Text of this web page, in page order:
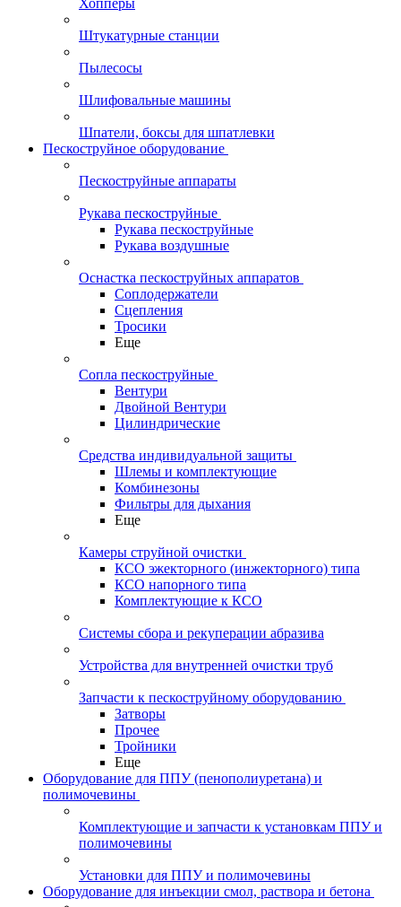
Хопперы
Штукатурные станции
Пылесосы
Шлифовальные машины
Шпатели, боксы для шпатлевки
Пескоструйное оборудование
Пескоструйные аппараты
Рукава пескоструйные
Рукава пескоструйные
Рукава воздушные
Оснастка пескоструйных аппаратов
Соплодержатели
Сцепления
Тросики
Еще
Сопла пескоструйные
Вентури
Двойной Вентури
Цилиндрические
Средства индивидуальной защиты
Шлемы и комплектующие
Комбинезоны
Фильтры для дыхания
Еще
Камеры струйной очистки
КСО эжекторного (инжекторного) типа
КСО напорного типа
Комплектующие к КСО
Системы сбора и рекуперации абразива
Устройства для внутренней очистки труб
Запчасти к пескоструйному оборудованию
Затворы
Прочее
Тройники
Еще
Оборудование для ППУ (пенополиуретана) и
полимочевины
Комплектующие и запчасти к установкам ППУ и
полимочевины
Установки для ППУ и полимочевины
Оборудование для инъекции смол, раствора и бетона